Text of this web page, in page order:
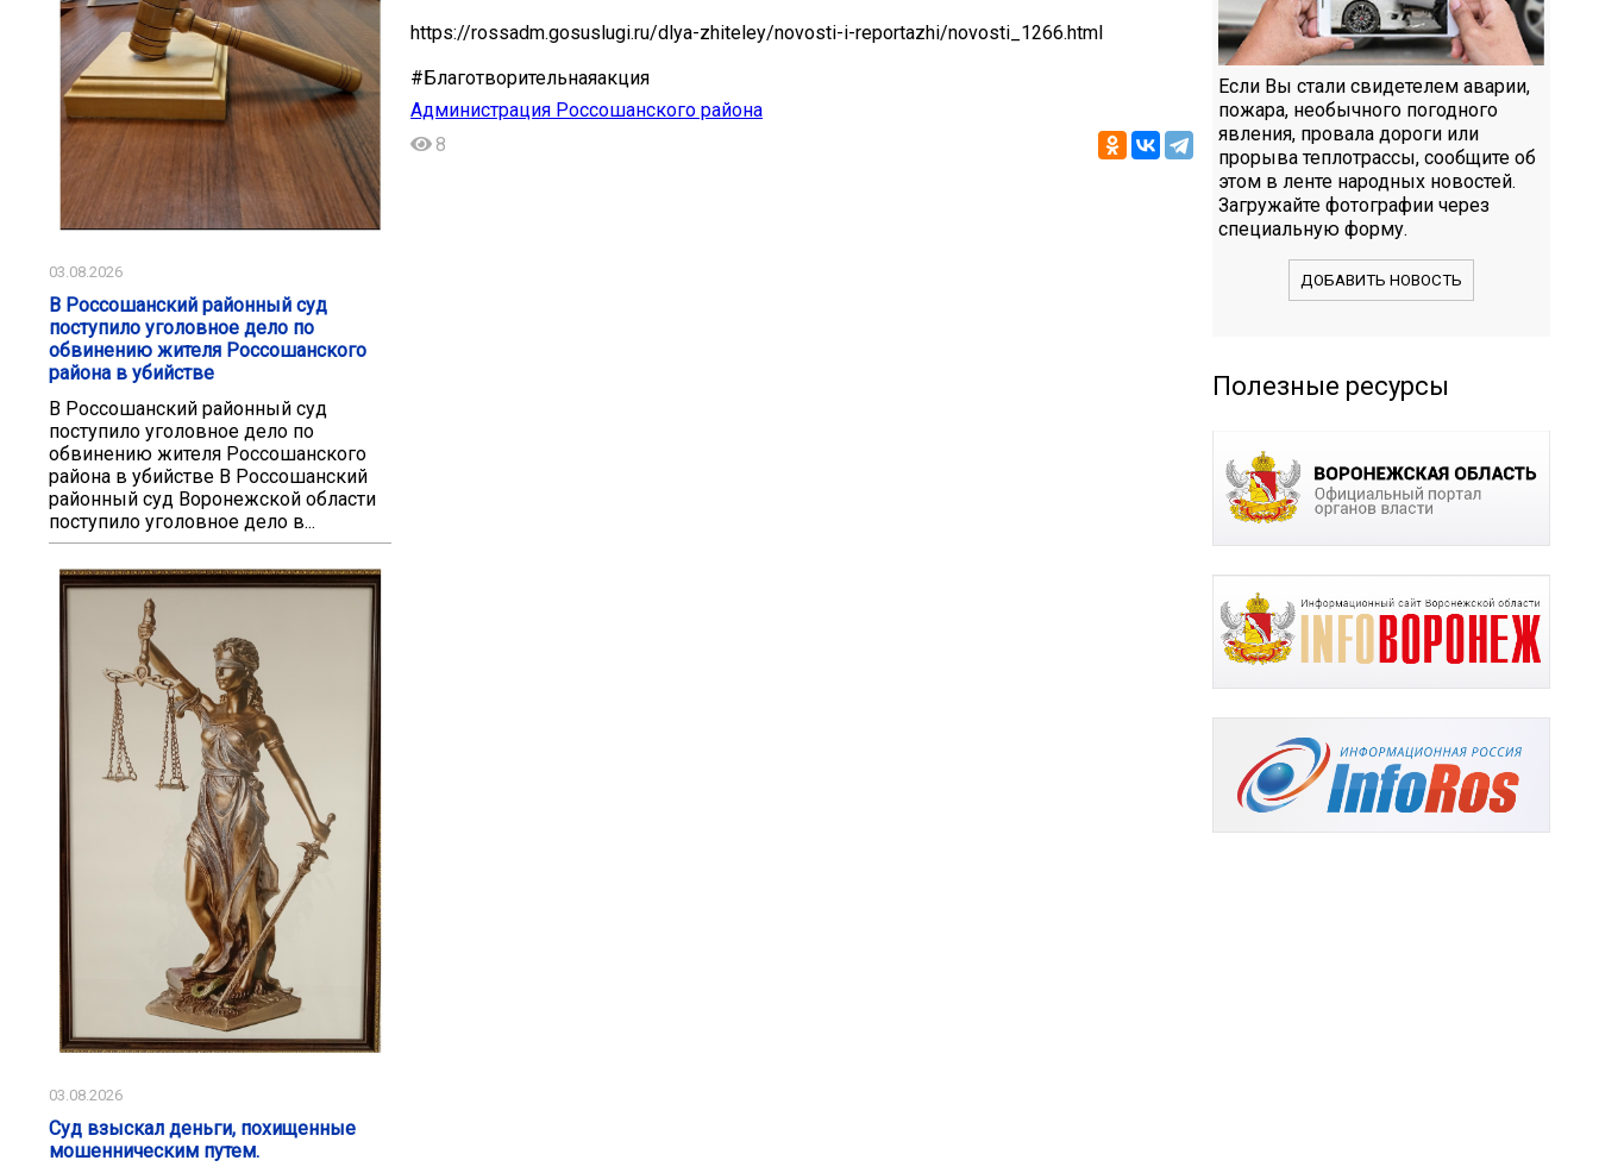
03.08.2026
В Россошанский районный суд
поступило уголовное дело по
обвинению жителя Россошанского
района в убийстве
В Россошанский районный суд
поступило уголовное дело по
обвинению жителя Россошанского
района в убийстве В Россошанский
районный суд Воронежской области
поступило уголовное дело в...
03.08.2026
Суд взыскал деньги, похищенные
мошенническим путем.
https://rossadm.gosuslugi.ru/dlya-zhiteley/novosti-i-reportazhi/novosti_1266.html
#Благотворительнаяакция
Администрация Россошанского района
8
Если Вы стали свидетелем аварии,
пожара, необычного погодного
явления, провала дороги или
прорыва теплотрассы, сообщите об
этом в ленте народных новостей.
Загружайте фотографии через
специальную форму.
ДОБАВИТЬ НОВОСТЬ
Полезные ресурсы